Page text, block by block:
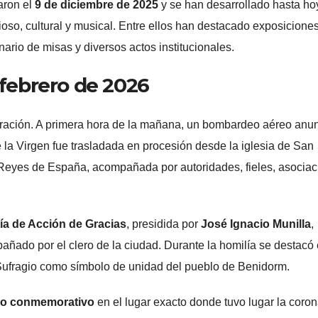
el 9 de diciembre de 2025 y se han desarrollado hasta
cultural y musical. Entre ellos han destacado
de misas y diversos actos institucionales.
de 2026
A primera hora de la mañana, un bombardeo aéreo
Virgen fue trasladada en procesión desde la iglesia de San
de España, acompañada por autoridades, fieles,
de Acción de Gracias, presidida por José Ignacio Munilla,
por el clero de la ciudad. Durante la homilía se destacó
como símbolo de unidad del pueblo de Benidorm.
conmemorativo en el lugar exacto donde tuvo lugar la